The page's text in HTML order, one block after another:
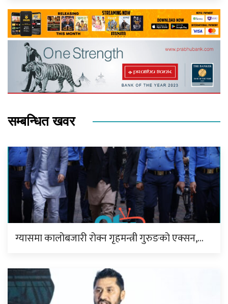
सम्बन्धित खवर
ग्यासमा कालोबजारी रोक्न गृहमन्त्री गुरुङको एक्सन,…